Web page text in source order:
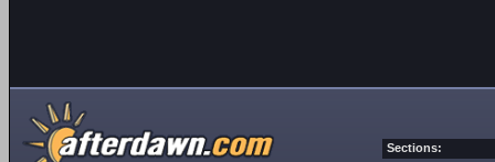
Sections: